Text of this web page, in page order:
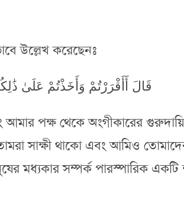
উল্লেখ করেছেনঃ
قَالَ أَأَقْرَرْتُمْ وَأَخَذْتُمْ عَلَىٰ
আমার পক্ষ থেকে অংগীকারের
সাক্ষী থাকো এবং আমিও
মধ্যকার সম্পর্ক পারস্পারিক একটি